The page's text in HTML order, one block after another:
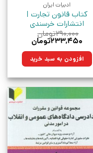
ادبیات ایران
کتاب قانون تجارت |
انتشارات خرسندی
۲۹۰,۰۰۰تومان
قیمت
۲۹۰,۰۰۰تومان
بود.
۲۳۳,۴۵۰تومان
۲۳۳,۴۵۰تومان. افزودن به سبد خرید